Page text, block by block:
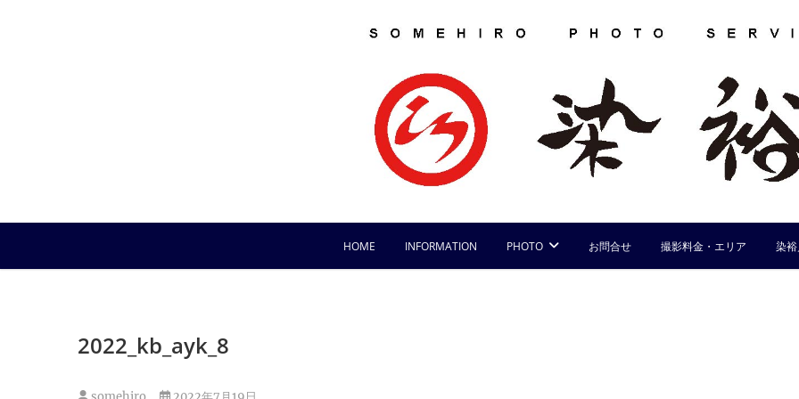
HOME INFORMATION PHOTO お問合せ 撮影料金・エリア 染
2022_kb_ayk_8